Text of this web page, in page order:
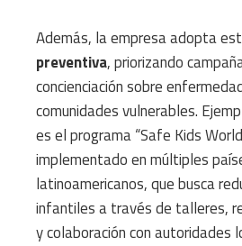
Además, la empresa adopta
preventiva, priorizando
concienciación sobre
comunidades vulnerables.
es el programa “Safe Kids
implementado en múltiples
latinoamericanos, que busca
infantiles a través de talleres,
y colaboración con autoridades